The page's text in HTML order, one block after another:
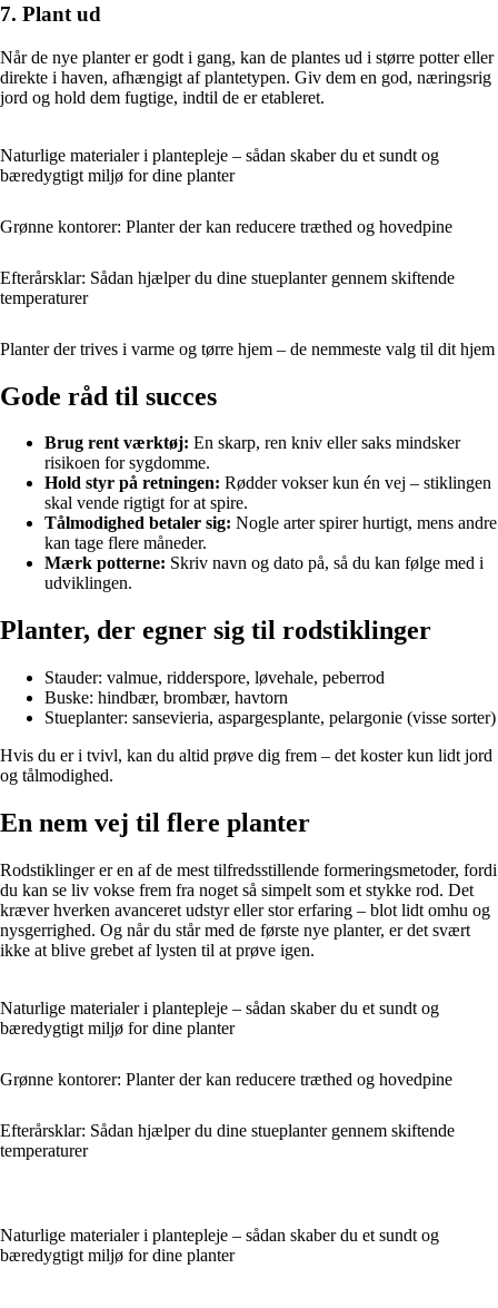
7. Plant ud
Når de nye planter er godt i gang, kan de plantes ud i større potter eller
direkte i haven, afhængigt af plantetypen. Giv dem en god, næringsrig
jord og hold dem fugtige, indtil de er etableret.
Naturlige materialer i plantepleje – sådan skaber du et sundt og
bæredygtigt miljø for dine planter
Grønne kontorer: Planter der kan reducere træthed og hovedpine
Efterårsklar: Sådan hjælper du dine stueplanter gennem skiftende
temperaturer
Planter der trives i varme og tørre hjem – de nemmeste valg til dit hjem
Gode råd til succes
Brug rent værktøj: En skarp, ren kniv eller saks mindsker
risikoen for sygdomme.
Hold styr på retningen: Rødder vokser kun én vej – stiklingen
skal vende rigtigt for at spire.
Tålmodighed betaler sig: Nogle arter spirer hurtigt, mens andre
kan tage flere måneder.
Mærk potterne: Skriv navn og dato på, så du kan følge med i
udviklingen.
Planter, der egner sig til rodstiklinger
Stauder: valmue, ridderspore, løvehale, peberrod
Buske: hindbær, brombær, havtorn
Stueplanter: sansevieria, aspargesplante, pelargonie (visse sorter)
Hvis du er i tvivl, kan du altid prøve dig frem – det koster kun lidt jord
og tålmodighed.
En nem vej til flere planter
Rodstiklinger er en af de mest tilfredsstillende formeringsmetoder, fordi
du kan se liv vokse frem fra noget så simpelt som et stykke rod. Det
kræver hverken avanceret udstyr eller stor erfaring – blot lidt omhu og
nysgerrighed. Og når du står med de første nye planter, er det svært
ikke at blive grebet af lysten til at prøve igen.
Naturlige materialer i plantepleje – sådan skaber du et sundt og
bæredygtigt miljø for dine planter
Grønne kontorer: Planter der kan reducere træthed og hovedpine
Efterårsklar: Sådan hjælper du dine stueplanter gennem skiftende
temperaturer
Naturlige materialer i plantepleje – sådan skaber du et sundt og
bæredygtigt miljø for dine planter